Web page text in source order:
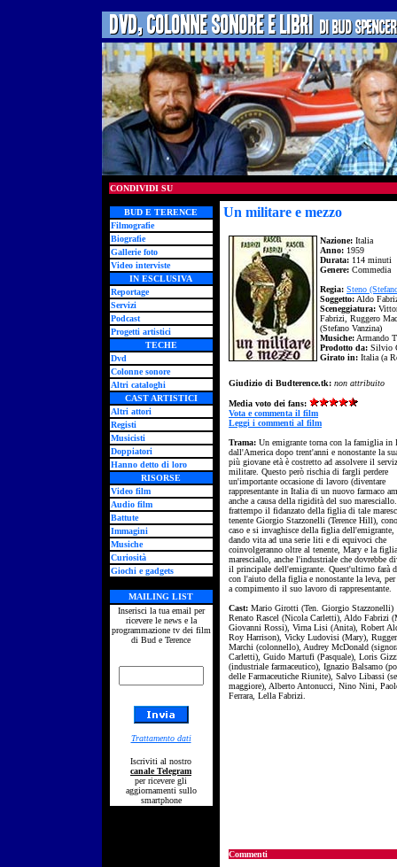
CONDIVIDI SU
BUD E TERENCE
Filmografie
Biografie
Gallerie foto
Video interviste
IN ESCLUSIVA
Reportage
Servizi
Podcast
Progetti artistici
TECHE
Dvd
Colonne sonore
Altri cataloghi
CAST ARTISTICI
Altri attori
Registi
Musicisti
Doppiatori
Hanno detto di loro
RISORSE
Video film
Audio film
Battute
Immagini
Musiche
Curiosità
Giochi e gadgets
MAILING LIST
Inserisci la tua email per
ricevere le news e la
programmazione tv dei film
di Bud e Terence
Trattamento dati
Iscriviti al nostro
canale Telegram
per ricevere gli
aggiornamenti sullo
smartphone
Un militare e mezzo
Nazione: Italia
Anno: 1959
Durata: 114 minuti
Genere: Commedia
Regia: Steno
Soggetto: Aldo
Sceneggiatura:
Fabrizi, Ruggero
(Stefano Vanzina)
Musiche: Armando
Prodotto da: Silvio
Girato in: Italia (a
Giudizio di Budterence.tk: non attribuito
Media voto dei fans:
Vota e commenta il film
Leggi i commenti al film
Trama: Un emigrante torna con la famiglia in
dall'America dopo trent'anni e nonostante la
più giovane età è costretto ad assolvere il
militare. Questo però rischia di fargli perdere
un'importante occasione di lavoro (diventare
rappresentante in Italia di un nuovo farmaco
anche a causa della rigidità del suo
frattempo il fidanzato della figlia di tale
tenente Giorgio Stazzonelli (Terence Hill),
caso e si invaghisce della figlia dell'emigrante,
dando vita ad una serie liti e di equivoci che
coinvolgeranno oltre al tenente, Mary e la
maresciallo, anche l'industriale che dovrebbe
il principale dell'emigrante. Quest'ultimo farà
con l'aiuto della figlia e nonostante la leva, per
a compimento il suo lavoro di rappresentante.
Cast: Mario Girotti (Ten. Giorgio Stazzonelli)
Renato Rascel (Nicola Carletti), Aldo Fabrizi
Giovanni Rossi), Virna Lisi (Anita), Robert
Roy Harrison), Vicky Ludovisi (Mary),
Marchi (colonnello), Audrey McDonald
Carletti), Guido Martufi (Pasquale), Loris
(industriale farmaceutico), Ignazio Balsamo
delle Farmaceutiche Riunite), Salvo Libassi
maggiore), Alberto Antonucci, Nino Nini,
Ferrara, Lella Fabrizi.
Commenti